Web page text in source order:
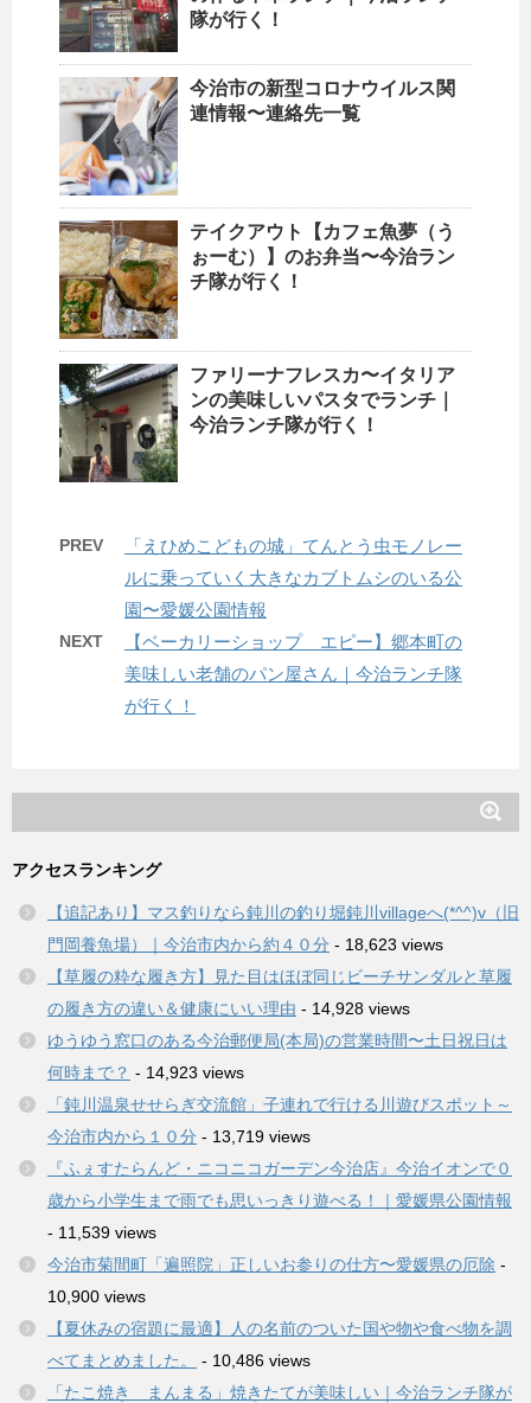
隊が行く！
今治市の新型コロナウイルス関
連情報〜連絡先一覧
テイクアウト【カフェ魚夢（う
ぉーむ）】のお弁当〜今治ラン
チ隊が行く！
ファリーナフレスカ〜イタリア
ンの美味しいパスタでランチ｜
今治ランチ隊が行く！
PREV
「えひめこどもの城」てんとう虫モノレー
ルに乗っていく大きなカブトムシのいる公
園〜愛媛公園情報
NEXT
【ベーカリーショップ エピー】郷本町の
美味しい老舗のパン屋さん｜今治ランチ隊
が行く！
アクセスランキング
【追記あり】マス釣りなら鈍川の釣り堀鈍川villageへ(*^^)v（旧
門岡養魚場）｜今治市内から約４０分 - 18,623 views
【草履の粋な履き方】見た目はほぼ同じビーチサンダルと草履
の履き方の違い＆健康にいい理由 - 14,928 views
ゆうゆう窓口のある今治郵便局(本局)の営業時間〜土日祝日は
何時まで？ - 14,923 views
「鈍川温泉せせらぎ交流館」子連れで行ける川遊びスポット～
今治市内から１０分 - 13,719 views
『ふぇすたらんど・ニコニコガーデン今治店』今治イオンで０
歳から小学生まで雨でも思いっきり遊べる！｜愛媛県公園情報
- 11,539 views
今治市菊間町「遍照院」正しいお参りの仕方〜愛媛県の厄除 -
10,900 views
【夏休みの宿題に最適】人の名前のついた国や物や食べ物を調
べてまとめました。
- 10,486 views
「たこ焼き まんまる」焼きたてが美味しい｜今治ランチ隊が